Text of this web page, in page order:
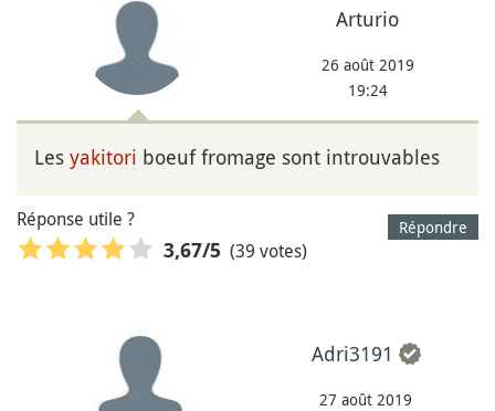
Arturio
26 août 2019
19:24
Les yakitori boeuf fromage sont introuvables
Répondre
Réponse utile ?
3,67/5 (39 votes)
Adri3191
27 août 2019